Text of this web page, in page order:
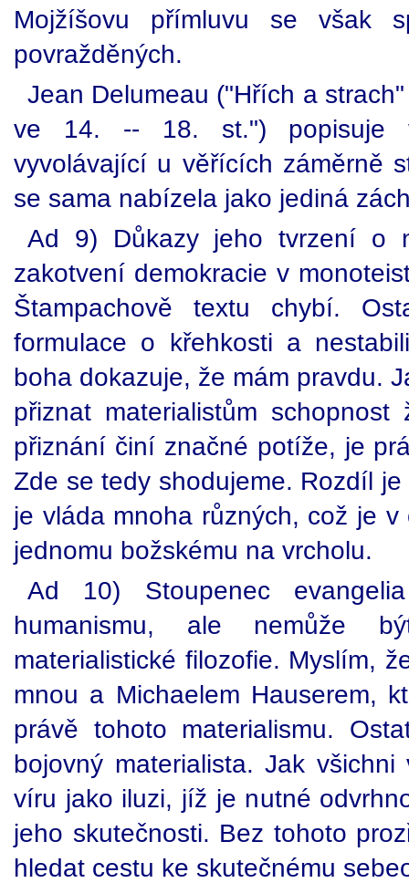
Mojžíšovu přímluvu se však
povražděných.
Jean Delumeau ("Hřích a
ve 14. -- 18. st.") popisuje
vyvolávající u věřících záměrně
se sama nabízela jako jediná
Ad 9) Důkazy jeho tvrzení o
zakotvení demokracie v
Štampachově textu chybí.
formulace o křehkosti a
boha dokazuje, že mám pravdu.
přiznat materialistům
přiznání činí značné potíže, je
Zde se tedy shodujeme. Rozdíl
je vláda mnoha různých, což je
jednomu božskému na vrcholu.
Ad 10) Stoupenec
humanismu, ale nemůže
materialistické filozofie. Myslím,
mnou a Michaelem Hauserem,
právě tohoto materialismu.
bojovný materialista. Jak
víru jako iluzi, jíž je nutné
jeho skutečnosti. Bez tohoto
hledat cestu ke skutečnému